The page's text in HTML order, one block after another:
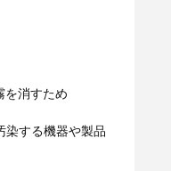
を消すため
染する機器や製品